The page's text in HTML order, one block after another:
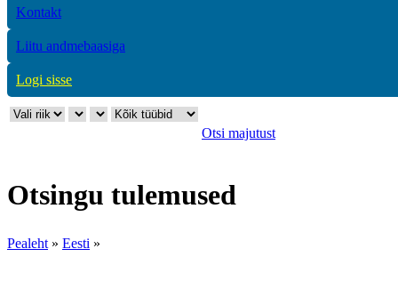
Kontakt
Liitu andmebaasiga
Logi sisse
Otsi majutust
Otsingu tulemused
Pealeht » Eesti »